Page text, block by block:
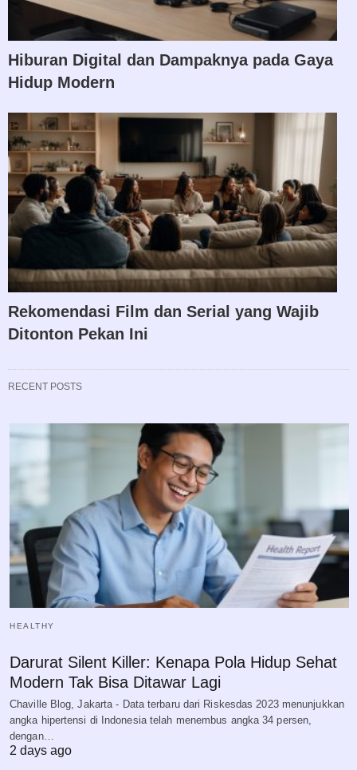
Hiburan Digital dan Dampaknya pada Gaya
Hidup Modern
Rekomendasi Film dan Serial yang Wajib
Ditonton Pekan Ini
RECENT POSTS
HEALTHY
Darurat Silent Killer: Kenapa Pola Hidup Sehat
Modern Tak Bisa Ditawar Lagi
Chaville Blog, Jakarta - Data terbaru dari Riskesdas 2023 menunjukkan
angka hipertensi di Indonesia telah menembus angka 34 persen,
dengan…
2 days ago